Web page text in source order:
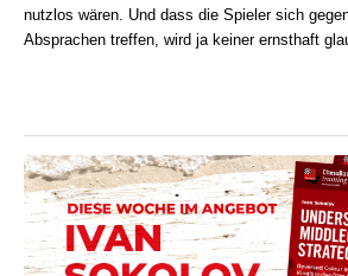
nutzlos wären. Und dass die Spieler sich
Absprachen treffen, wird ja keiner ernsthaft